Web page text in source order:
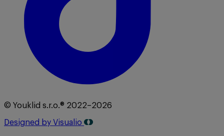
© Youklid s.r.o.® 2022–2026
Designed by Visualio